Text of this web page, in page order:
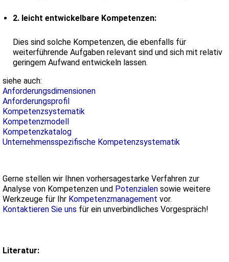
2. leicht entwickelbare Kompetenzen:
Dies sind solche Kompetenzen, die ebenfalls für
weiterführende Aufgaben relevant sind und sich mit relativ
geringem Aufwand entwickeln lassen.
siehe auch:
Anforderungsdimensionen
Anforderungsprofil
Kompetenzsystematik
Kompetenzmodell
Kompetenzkatalog
Unternehmensspezifische Kompetenzsystematik
Gerne stellen wir Ihnen vorhersagestarke Verfahren zur
Analyse von Kompetenzen und Potenzialen sowie weitere
Werkzeuge für Ihr Kompetenzmanagement vor.
Kontaktieren Sie uns für ein unverbindliches Vorgespräch!
Literatur: